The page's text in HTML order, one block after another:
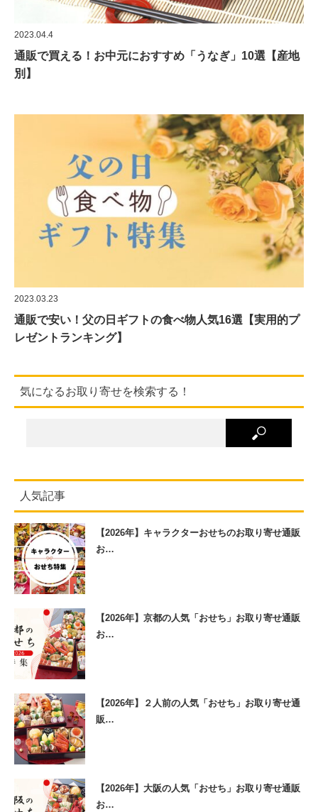
2023.04.4
通販で買える！お中元におすすめ「うなぎ」10選【産地
別】
2023.03.23
通販で安い！父の日ギフトの食べ物人気16選【実用的プ
レゼントランキング】
気になるお取り寄せを検索する！
人気記事
【2026年】キャラクターおせちのお取り寄せ通販
お…
【2026年】京都の人気「おせち」お取り寄せ通販
お…
【2026年】２人前の人気「おせち」お取り寄せ通
販…
【2026年】大阪の人気「おせち」お取り寄せ通販
お…